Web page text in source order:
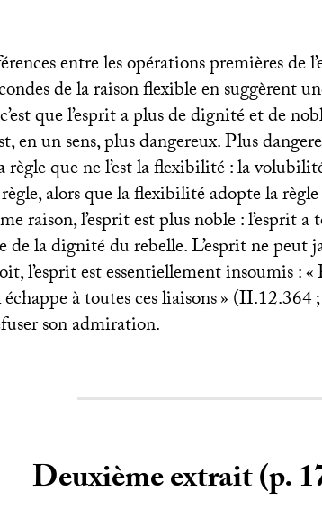
entre les opérations premières de
de la raison flexible en suggèrent
que l’esprit a plus de dignité et de
en un sens, plus dangereux. Plus
que ne l’est la flexibilité : la volubilité
alors que la flexibilité adopte la règle
raison, l’esprit est plus noble : l’esprit
de la dignité du rebelle. L’esprit ne peut
l’esprit est essentiellement insoumis : «
à toutes ces liaisons» (II.12.364
son admiration.
Deuxième extrait (p.